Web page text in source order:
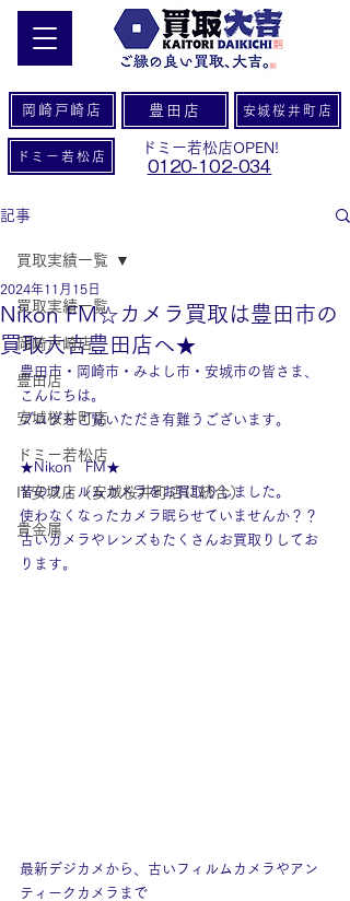
岡崎戸崎店 豊田店 安城桜井町店
ドミー若松店
ドミー若松店OPEN!
0120-102-034
記事
買取実績一覧
岡崎戸崎店
豊田店
安城桜井町店
ドミー若松店
IY安城店（安城桜井町店に統合）
貴金属
買取実績一覧
Nikon FM☆カメラ買取は豊田市の
買取大吉豊田店へ★
2024年11月15日
豊田市・岡崎市・みよし市・安城市の皆さま、
こんにちは。
ブログをご覧いただき有難うございます。
★Nikon　FM★
昔のフィルムカメラをお買取りしました。
使わなくなったカメラ眠らせていませんか？？
古いカメラやレンズもたくさんお買取りしてお
ります。
最新デジカメから、古いフィルムカメラやアン
ティークカメラまで